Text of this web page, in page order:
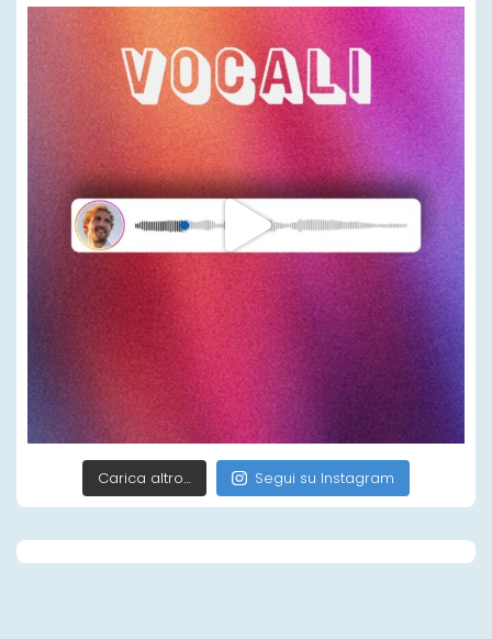
Carica altro… Segui su Instagram